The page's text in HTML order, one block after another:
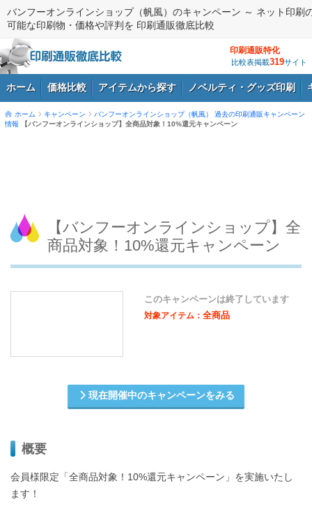
バンフーオンラインショップ（帆風）のキャンペーン ～ ネット印刷
可能な印刷物・価格や評判を 印刷通販徹底比較
印刷通販特化
比較表掲載319サイト
ホーム 価格比較 アイテムから探す ノベルティ・グッズ印刷
ホーム キャンペーン バンフーオンラインショップ（帆風）
過去の印刷通販キャンペーン
情報
【バンフーオンラインショップ】全商品対象！10%還元キャンペーン
【バンフーオンラインショップ】全
商品対象！10%還元キャンペーン
このキャンペーンは終了しています
対象アイテム： 全商品
現在開催中のキャンペーンをみる
概要
会員様限定「全商品対象！10%還元キャンペーン」を実施いたし
ます！